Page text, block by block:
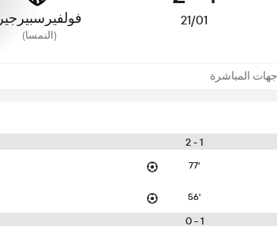
21/01 فولفيرسبيرجير
(النمسا)
المباشرة
1 - 2
77'
56'
1 - 0